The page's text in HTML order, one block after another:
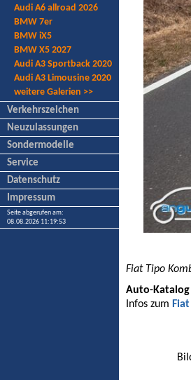
Audi A6 allroad 2026
BMW 7er
BMW iX5
BMW X5 2027
Audi A3 Sportback 2020
Audi A3 Limousine 2020
weitere Galerien >>
Verkehrszeichen
Neuzulassungen
Sondermodelle
Service
Datenschutz
Impressum
Seite abgerufen am:
08.08.2026 11:19:53
Fiat Tipo
Auto-Katalog
Infos zum